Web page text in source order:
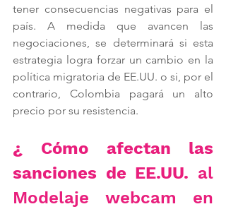
tener consecuencias negativas para el
país. A medida que avancen las
negociaciones, se determinará si esta
estrategia logra forzar un cambio en la
política migratoria de EE.UU. o si, por el
contrario, Colombia pagará un alto
precio por su resistencia.
¿ Cómo afectan las
sanciones de EE.UU. al
Modelaje webcam en